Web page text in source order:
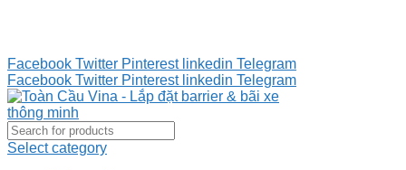
Facebook Twitter Pinterest linkedin Telegram
Facebook Twitter Pinterest linkedin Telegram
Select category